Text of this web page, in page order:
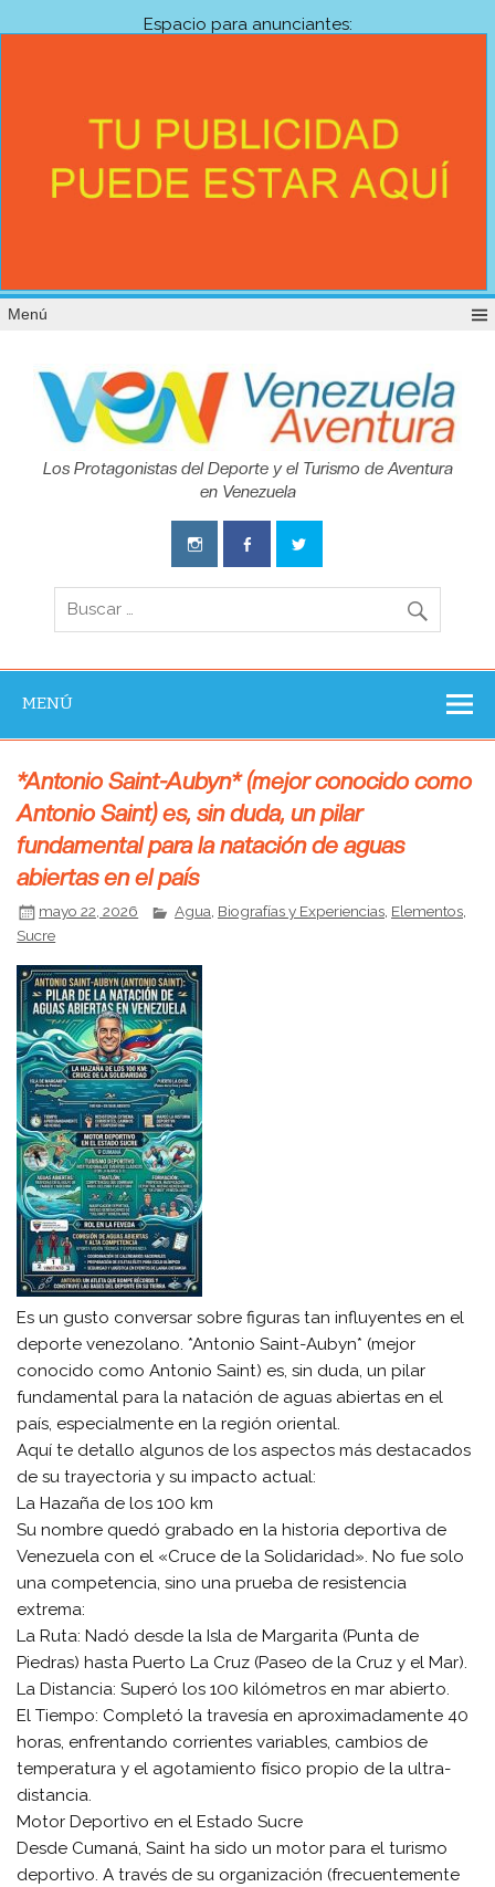
Espacio para anunciantes:
Menú
Venezuela
Experience
Los Protagonistas del Deporte y el Turismo de Aventura
en Venezuela
MENÚ
*Antonio Saint-Aubyn* (mejor conocido como
Antonio Saint) es, sin duda, un pilar
fundamental para la natación de aguas
abiertas en el país
mayo 22, 2026 Agua, Biografías y Experiencias, Elementos,
Sucre
Es un gusto conversar sobre figuras tan influyentes en el
deporte venezolano. *Antonio Saint-Aubyn* (mejor
conocido como Antonio Saint) es, sin duda, un pilar
fundamental para la natación de aguas abiertas en el
país, especialmente en la región oriental.
​Aquí te detallo algunos de los aspectos más destacados
de su trayectoria y su impacto actual:
​La Hazaña de los 100 km
​Su nombre quedó grabado en la historia deportiva de
Venezuela con el «Cruce de la Solidaridad». No fue solo
una competencia, sino una prueba de resistencia
extrema:
​La Ruta: Nadó desde la Isla de Margarita (Punta de
Piedras) hasta Puerto La Cruz (Paseo de la Cruz y el Mar).
​La Distancia: Superó los 100 kilómetros en mar abierto.
​El Tiempo: Completó la travesía en aproximadamente 40
horas, enfrentando corrientes variables, cambios de
temperatura y el agotamiento físico propio de la ultra-
distancia.
​Motor Deportivo en el Estado Sucre
​Desde Cumaná, Saint ha sido un motor para el turismo
deportivo. A través de su organización (frecuentemente